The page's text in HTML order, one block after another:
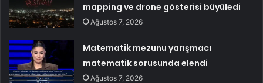
mapping ve drone gösterisi büyüledi
Ağustos 7, 2026
Matematik mezunu yarışmacı
matematik sorusunda elendi
Ağustos 7, 2026